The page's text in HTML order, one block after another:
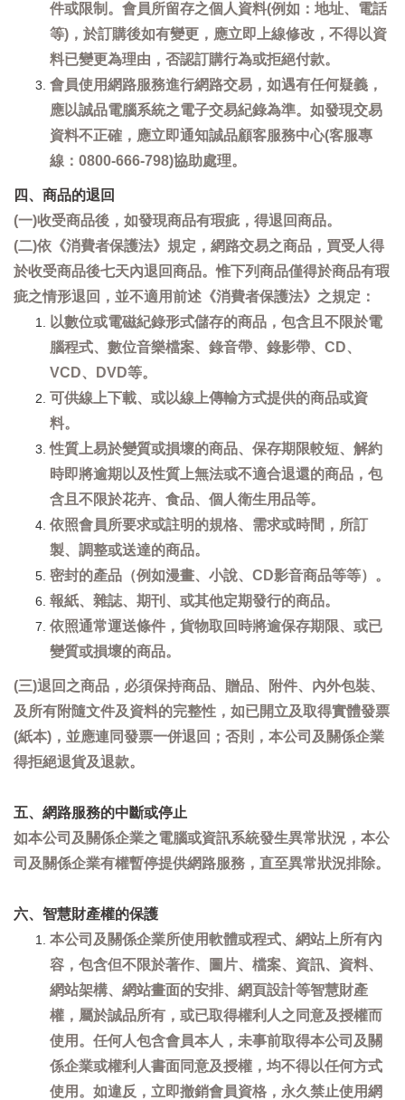
件或限制。會員所留存之個人資料(例如：地址、電話
等)，於訂購後如有變更，應立即上線修改，不得以資
料已變更為理由，否認訂購行為或拒絕付款。
會員使用網路服務進行網路交易，如遇有任何疑義，
應以誠品電腦系統之電子交易紀錄為準。如發現交易
資料不正確，應立即通知誠品顧客服務中心(客服專
線：0800-666-798)協助處理。
四、商品的退回
(一)收受商品後，如發現商品有瑕疵，得退回商品。
(二)依《消費者保護法》規定，網路交易之商品，買受人得
於收受商品後七天內退回商品。惟下列商品僅得於商品有瑕
疵之情形退回，並不適用前述《消費者保護法》之規定：
以數位或電磁紀錄形式儲存的商品，包含且不限於電
腦程式、數位音樂檔案、錄音帶、錄影帶、CD、
VCD、DVD等。
可供線上下載、或以線上傳輸方式提供的商品或資
料。
性質上易於變質或損壞的商品、保存期限較短、解約
時即將逾期以及性質上無法或不適合退還的商品，包
含且不限於花卉、食品、個人衛生用品等。
依照會員所要求或註明的規格、需求或時間，所訂
製、調整或送達的商品。
密封的產品（例如漫畫、小說、CD影音商品等等）。
報紙、雜誌、期刊、或其他定期發行的商品。
依照通常運送條件，貨物取回時將逾保存期限、或已
變質或損壞的商品。
(三)退回之商品，必須保持商品、贈品、附件、內外包裝、
及所有附隨文件及資料的完整性，如已開立及取得實體發票
(紙本)，並應連同發票一併退回；否則，本公司及關係企業
得拒絕退貨及退款。
五、網路服務的中斷或停止
如本公司及關係企業之電腦或資訊系統發生異常狀況，本公
司及關係企業有權暫停提供網路服務，直至異常狀況排除。
六、智慧財產權的保護
本公司及關係企業所使用軟體或程式、網站上所有內
容，包含但不限於著作、圖片、檔案、資訊、資料、
網站架構、網站畫面的安排、網頁設計等智慧財產
權，屬於誠品所有，或已取得權利人之同意及授權而
使用。任何人包含會員本人，未事前取得本公司及關
係企業或權利人書面同意及授權，均不得以任何方式
使用。如違反，立即撤銷會員資格，永久禁止使用網